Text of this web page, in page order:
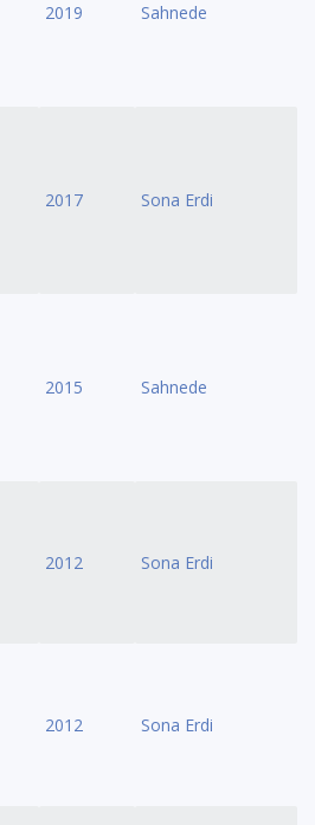
2019 Sahnede
2017 Sona Erdi
2015 Sahnede
2012 Sona Erdi
2012 Sona Erdi